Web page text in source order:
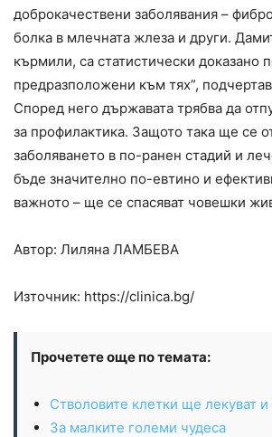
доброкачествени заболявания –
болка в млечната жлеза и други.
кърмили, са статистически доказано
предразположени към тях”,
Според него държавата трябва да
за профилактика. Защото така ще се
заболяването в по-ранен стадий и
бъде значително по-евтино и
важното – ще се спасяват човешки
Автор: Лиляна ЛАМБЕВА
Източник: https://clinica.bg/
Прочетете още по темата:
Стволовите клетки ще лекуват и
За малките големи чудеса